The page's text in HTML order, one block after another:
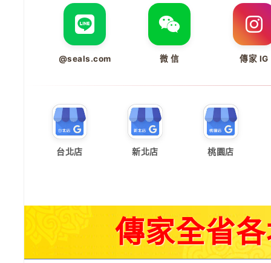
@seals.com 微 信 傳家 IG
台北店 新北店 桃園店
傳家全省